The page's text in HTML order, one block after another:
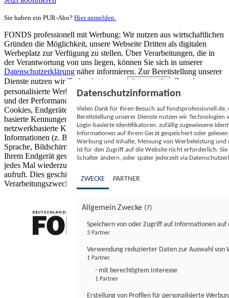
Sie haben ein PUR-Abo? Hier anmelden.
FONDS professionell mit Werbung: Wir nutzen aus wirtschaftlichen
Gründen die Möglichkeit, unsere Webseite Dritten als digitalen
Werbeplatz zur Verfügung zu stellen. Über Verarbeitungen, die in
der Verantwortung von uns liegen, können Sie sich in unserer
Datenschutzerklärung näher informieren. Zur Bereitstellung unserer
Dienste nutzen wir Technologien von
Partnern (5)
. Zwecke:
personalisierte Werbung und Inhalte, Messung von Werbeleistung
und der Performance von Inhalten sowie Zielgruppenforschung.
Cookies, Endgeräte- oder ähnliche Online-Kennungen (z. B. login-
basierte Kennungen, zufällig generierte Kennungen,
netzwerkbasierte Kennungen) können zusammen mit anderen
Informationen (z. B. Browsertyp und Browserinformationen,
Sprache, Bildschirmgröße, unterstützte Technologien usw.) auf
Ihrem Endgerät gespeichert oder von dort ausgelesen werden, um es
jedes Mal wiederzuerkennen, wenn es eine App oder einer Webseite
aufruft. Dies geschieht für einen oder mehrere der hier aufgeführten
Verarbeitungszwecke.
Datenschutzinformation
Vielen Dank für Ihren Besuch auf
Bereitstellung unserer Dienste nutzen wir Technologien
Login-basierte Identifikatoren, zufällig zugewiesene
Informationen auf Ihrem Gerät gespeichert oder
Werbung und Inhalte, Messung von Werbeleistung
ist für den Zugriff auf die Website nicht erforderlich.
Schalter ändern, oder später jederzeit via
ZWECKE PARTNER
Allgemein Zwecke (7)
Speichern von oder Zugriff auf Informationen auf
3 Partner
Verwendung reduzierter Daten zur Auswahl von
1 Partner
- mit berechtigtem Interesse
1 Partner
Erstellung von Profilen für personalisierte
FONDS professionell